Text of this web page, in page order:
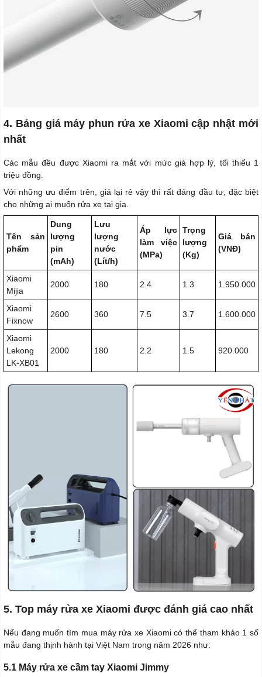
4. Bảng giá máy phun rửa xe Xiaomi cập nhật mới
nhất
Các mẫu đều được Xiaomi ra mắt với mức giá hợp lý, tối thiểu 1
triệu đồng.
Với những ưu điểm trên, giá lại rẻ vậy thì rất đáng đầu tư, đặc biệt
cho những ai muốn rửa xe tại gia.
Tên sản
phẩm
Dung
lượng
pin
(mAh)
Lưu
lượng
nước
(Lít/h)
Áp lực
làm việc
(MPa)
Trọng
lượng
(Kg)
Giá bán
(VNĐ)
Xiaomi
Mijia
2000 180 2.4 1.3 1.950.000
Xiaomi
Fixnow
2600 360 7.5 3.7 1.600.000
Xiaomi
Lekong
LK-XB01
2000 180 2.2 1.5 920.000
5. Top máy rửa xe Xiaomi được đánh giá cao nhất
Nếu đang muốn tìm mua máy rửa xe Xiaomi có thể tham khảo 1 số
mẫu đang thịnh hành tại Việt Nam trong năm 2026 như:
5.1 Máy rửa xe cầm tay Xiaomi Jimmy